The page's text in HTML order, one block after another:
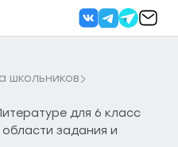
школьников
для 6 класс
задания и